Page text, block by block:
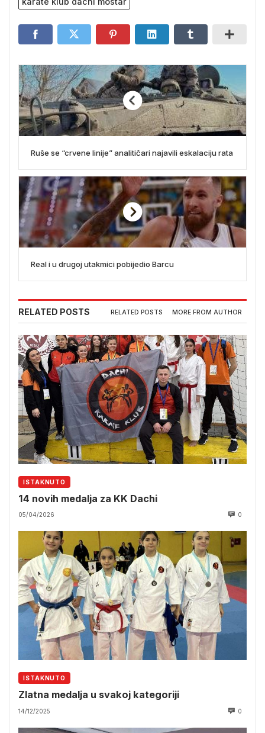
Ruše se “crvene linije” analitičari najavili eskalaciju rata
Real i u drugoj utakmici pobijedio Barcu
RELATED POSTS RELATED POSTS MORE FROM AUTHOR
ISTAKNUTO
14 novih medalja za KK Dachi
05/04/2026 0
ISTAKNUTO
Zlatna medalja u svakoj kategoriji
14/12/2025 0